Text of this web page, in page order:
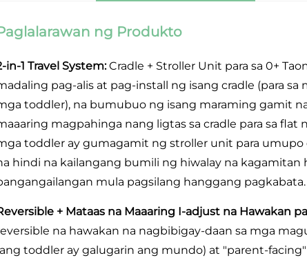
ng Produkto
in-1 Travel System:Cradle + Stroller Unit para sa 0+
pag-alis at pag-install ng isang cradle (para
toddler), na bumubuo ng isang maraming gamit
magpahinga nang ligtas sa cradle para sa
toddler ay gumagamit ng stroller unit para
hindi na kailangang bumili ng hiwalay na kagamitan
mula pagsilang hanggang pagkabata.
+ Mataas na Maaaring I-adjust na Hawakan
na hawakan na nagbibigay-daan sa mga
toddler ay galugarin ang mundo) at "parent-